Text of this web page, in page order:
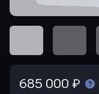
685 000 ₽